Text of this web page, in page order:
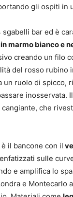
gli ospiti in
bar ed è
marmo bianco e
creando un filo
del rosso rubino
un ruolo di spicco,
cangiante, che
il bancone con il
sulle
e amplifica lo
e Montecarlo